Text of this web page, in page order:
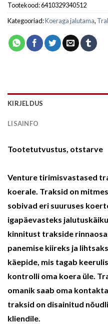
Tootekood:6410329340512
Kategooriad:Koeraga jalutama,
KIRJELDUS
LISAINFO
Tootetutvustus, otstarve
Venture tirimisvastased
koerale. Traksid on
sobivad eri suuruses
igapäevasteks
kinnitust trakside
panemise kiireks ja
käepide, mis tagab
kontrolli oma koera üle.
omanik saab oma
traksid on disainitud
kliendile.